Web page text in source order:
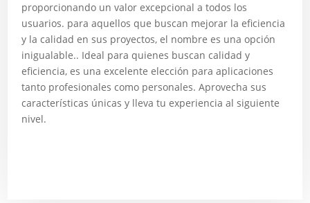
proporcionando un valor excepcional a todos los
usuarios. para aquellos que buscan mejorar la eficiencia
y la calidad en sus proyectos, el nombre es una opción
inigualable.. Ideal para quienes buscan calidad y
eficiencia, es una excelente elección para aplicaciones
tanto profesionales como personales. Aprovecha sus
características únicas y lleva tu experiencia al siguiente
nivel.